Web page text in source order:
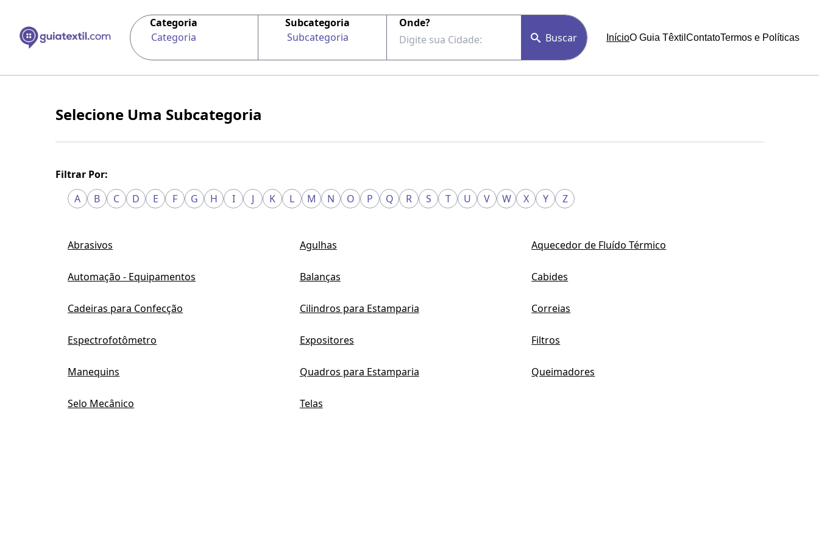
Categoria
Categoria
Subcategoria
Subcategoria
Onde?
Buscar
InícioO Guia Têxtil ContatoTermos e Políticas
Selecione Uma Subcategoria
Filtrar Por:
A
B C D E F G H I J K L M N O P Q R S T U V W X Y Z
Abrasivos Agulhas Aquecedor de Fluído Térmico
Automação - Equipamentos Balanças Cabides
Cadeiras para Confecção Cilindros para Estamparia Correias
Espectrofotômetro Expositores Filtros
Manequins Quadros para Estamparia Queimadores
Selo Mecânico Telas